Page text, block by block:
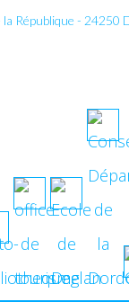
la République - 24250